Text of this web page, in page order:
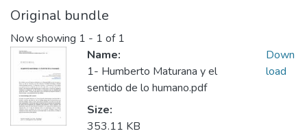
Original bundle
Now showing 1 - 1 of 1
Name:
1- Humberto Maturana y el
sentido de lo humano.pdf
Size:
353.11 KB
Down
load